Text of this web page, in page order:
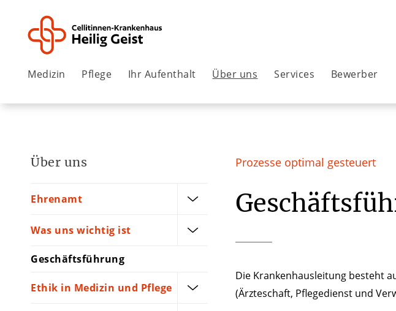
Medizin Pflege Ihr Aufenthalt Über uns Services Bewerber
Über uns
Ehrenamt
Was uns wichtig ist
Geschäftsführung
Ethik in Medizin und Pflege
Prozesse optimal gesteuert
Die Krankenhausleitung besteht
(Ärzteschaft, Pflegedienst und